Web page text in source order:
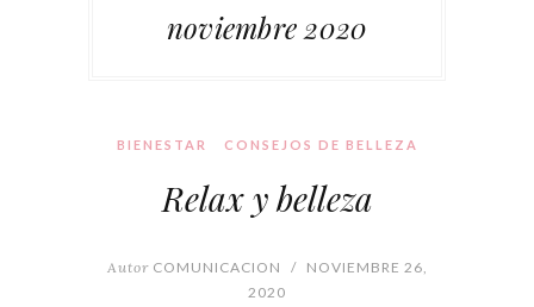
noviembre 2020
BIENESTAR CONSEJOS DE BELLEZA
Relax y belleza
AutorCOMUNICACION / NOVIEMBRE 26,
2020